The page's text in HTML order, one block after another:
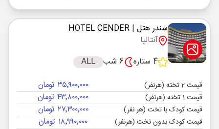
سندر هتل | HOTEL CENDER
آنتالیا
4 ستاره
6 شب ALL
قیمت 2 تخته (هرنفر) ۳۵٬۹۰۰٬۰۰۰ تومان
قیمت 1 تخته (هرنفر) ۴۳٬۸۰۰٬۰۰۰ تومان
قیمت کودک با تخت (هر نفر) ۲۷٬۳۰۰٬۰۰۰ تومان
قیمت کودک بدون تخت (هرنفر) ۱۸٬۹۹۰٬۰۰۰ تومان